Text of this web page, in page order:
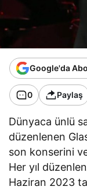
Google'da
0 Paylaş
Dünyaca ünlü
düzenlenen
son konserini
Her yıl
Haziran 2023